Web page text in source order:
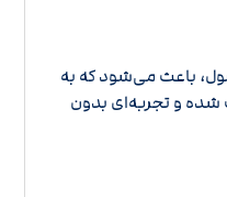
باعث می‌شود که به
شده و تجربه‌ای بدون